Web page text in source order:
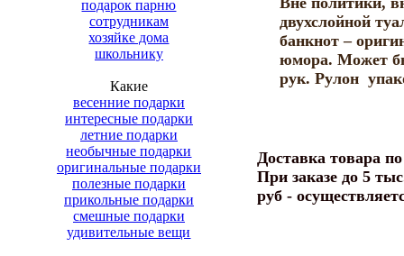
подарок парню
сотрудникам
хозяйке дома
школьнику
Какие
весенние подарки
интересные подарки
летние подарки
необычные подарки
оригинальные подарки
полезные подарки
прикольные подарки
смешные подарки
удивительные вещи
двухслойной
банкнот –
юмора. Может
рук. Рулон
Доставка товара
При заказе до 5
руб -